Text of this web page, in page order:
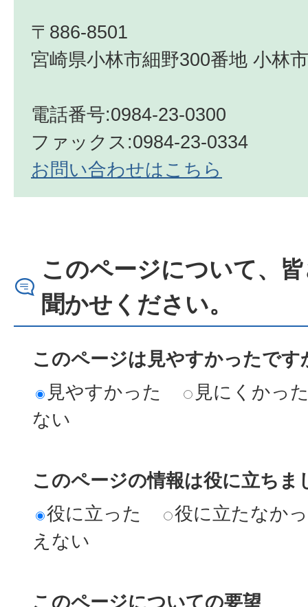
〒886-8501
宮崎県小林市細野300番地 小林
電話番号:0984-23-0300
ファックス:0984-23-0334
お問い合わせはこちら
このページについて、
聞かせください。
このページは見やすかったです
見やすかった
見にくかっ
ない
このページの情報は役に立ちま
役に立った
役に立たなか
えない
このページについての要望